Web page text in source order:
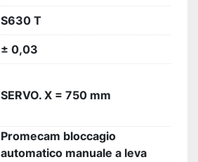
S630 T
± 0,03
SERVO. X = 750 mm
Promecam bloccagio
automatico manuale a leva